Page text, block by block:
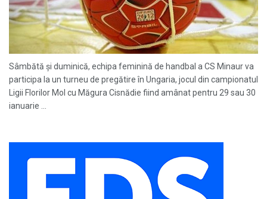
Sâmbătă și duminică, echipa feminină de handbal a CS Minaur va
participa la un turneu de pregătire în Ungaria, jocul din campionatul
Ligii Florilor Mol cu Măgura Cisnădie fiind amânat pentru 29 sau 30
ianuarie ...